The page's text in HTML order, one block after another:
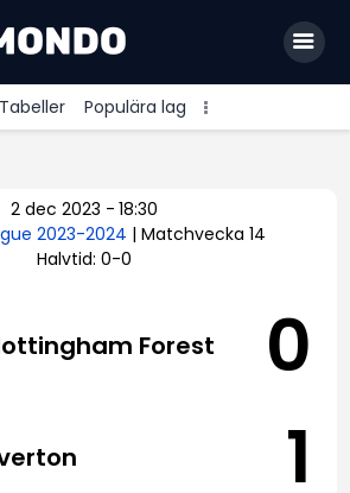
Tabeller Populära lag
League
2 dec 2023 - 18:30
2023-2024 | Matchvecka 14
Halvtid: 0-0
Forest 0
1